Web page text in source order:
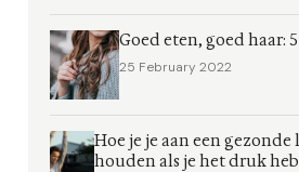
Goed eten, goed haar:
25 February 2022
Hoe je je aan een
houden als je het druk